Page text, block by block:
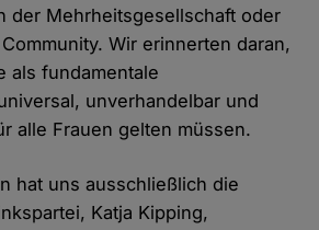
der Mehrheitsgesellschaft oder
Wir erinnerten daran,
als fundamentale
unverhandelbar und
alle Frauen gelten müssen.
hat uns ausschließlich die
Katja Kipping,